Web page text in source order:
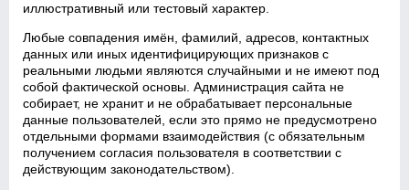
иллюстративный или тестовый характер.
Любые совпадения имён, фамилий, адресов, контактных
данных или иных идентифицирующих признаков с
реальными людьми являются случайными и не имеют под
собой фактической основы. Администрация сайта не
собирает, не хранит и не обрабатывает персональные
данные пользователей, если это прямо не предусмотрено
отдельными формами взаимодействия (с обязательным
получением согласия пользователя в соответствии с
действующим законодательством).